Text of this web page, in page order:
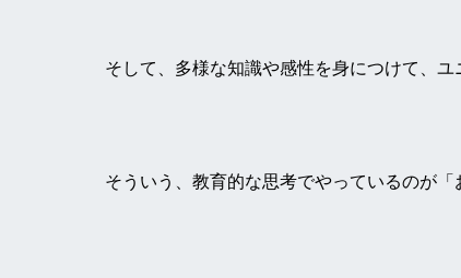
そして、多様な知識や感性を身につけて、ユ
そういう、教育的な思考でやっているのが「